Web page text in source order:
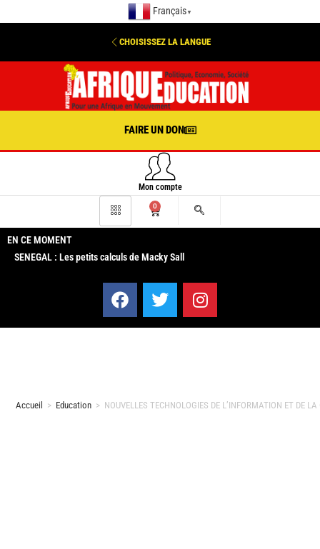
Français ▼
CHOISISSEZ LA LANGUE
FAIRE UN DON
Mon compte
0
EN CE MOMENT
SENEGAL : Les petits calculs de Macky Sall
Accueil > Education > NOUVELLES TECHNOLOGIES DE L’INFORMATION ET DE